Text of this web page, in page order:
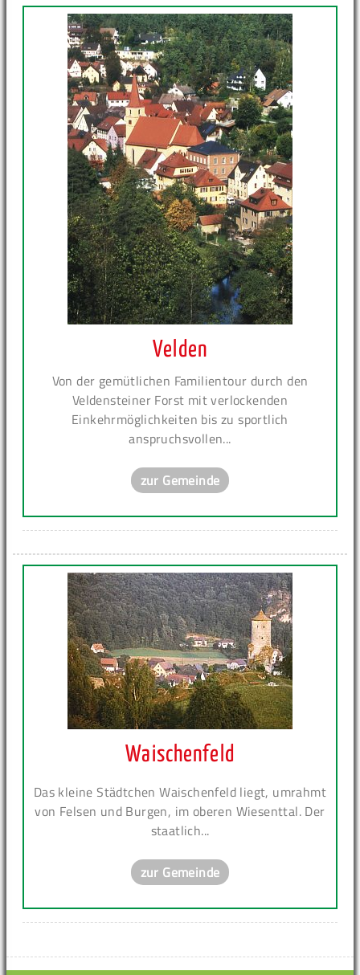
Velden
Von der gemütlichen Familientour durch den
Veldensteiner Forst mit verlockenden
Einkehrmöglichkeiten bis zu sportlich
anspruchsvollen...
zur Gemeinde
Waischenfeld
Das kleine Städtchen Waischenfeld liegt, umrahmt
von Felsen und Burgen, im oberen Wiesenttal. Der
staatlich...
zur Gemeinde